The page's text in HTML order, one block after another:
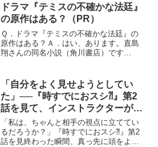
ADHⅮ（注意欠如多動症）の特性のある
裁判官・安堂清春が主...
ドラマ『テミスの不確かな法廷』
の原作はある？（PR）
Ｑ．ドラマ『テミスの不確かな法廷』の
原作はある？Ａ．はい、あります。直島
翔さんの同名小説（角川書店）です
（税込、送料無料) (2025/11/19時点) 楽...
「自分をよく見せようとしてい
た」──『時すでにおスシ⁈』第2
話を見て、インストラクターが気
づいたこと
「私は、ちゃんと相手の視点に立ててい
るだろうか？」『時すでにおスシ⁈』第2
話を見終わった瞬間、真っ先に頭をよぎ